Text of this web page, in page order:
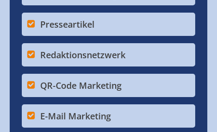
Presseartikel
Redaktionsnetzwerk
QR-Code Marketing
E-Mail Marketing